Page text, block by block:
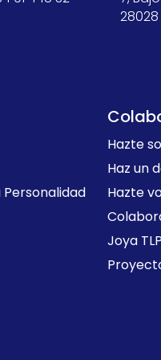
Hazte
Haz un
Hazte
Joya TLP